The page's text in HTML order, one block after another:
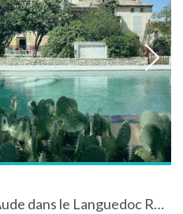
Chambres d'hôtes dans l'Aude dans le Languedoc Roussillon